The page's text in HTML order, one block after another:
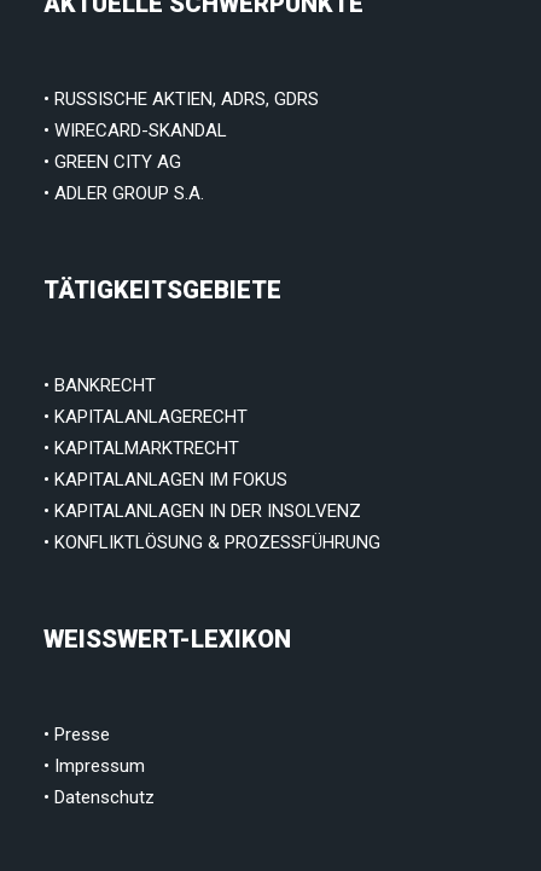
• RUSSISCHE AKTIEN, ADRS, GDRS
• WIRECARD-SKANDAL
• GREEN CITY AG
• ADLER GROUP S.A.
TÄTIGKEITSGEBIETE
• BANKRECHT
• KAPITALANLAGERECHT
• KAPITALMARKTRECHT
• KAPITALANLAGEN IM FOKUS
• KAPITALANLAGEN IN DER INSOLVENZ
• KONFLIKTLÖSUNG & PROZESSFÜHRUNG
WEISSWERT-LEXIKON
• Presse
• Impressum
• Datenschutz